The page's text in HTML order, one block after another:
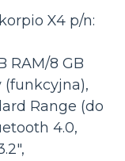
X4 p/n:
RAM/8 GB
(funkcyjna),
Range (do
4.0,